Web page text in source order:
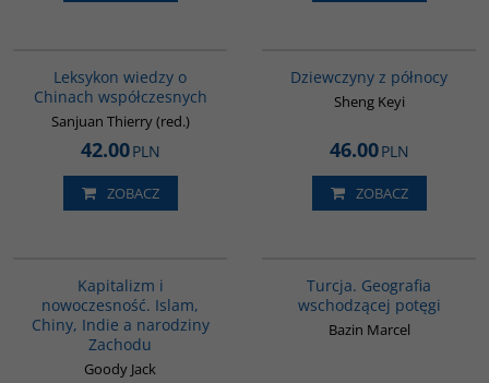
Leksykon wiedzy o
Chinach współczesnych
Sanjuan Thierry (red.)
42.00PLN
ZOBACZ
Dziewczyny z północy
Sheng Keyi
46.00PLN
ZOBACZ
Kapitalizm i
nowoczesność. Islam,
Chiny, Indie a narodziny
Zachodu
Goody Jack
Turcja. Geografia
wschodzącej potęgi
Bazin Marcel